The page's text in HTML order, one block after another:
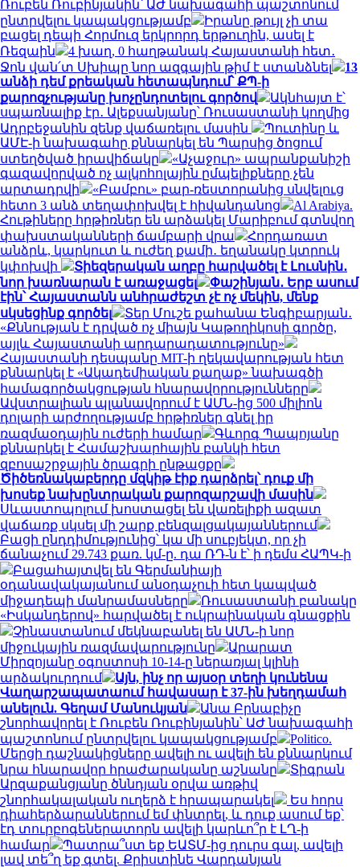
Ռուբեն Ռուբինյանին՝ ԱԺ նախագահի պաշտոնում
ընտրվելու կապակցությամբ
Իրանը թույլ չի տա
բացել դեպի Հորմուզ երկրորդ երթուղին, ասել է
Ռեզաին
4 խաղ, 0 հաղթանակ Հայաստանի հետ․
Ջոն վան՛տ Սխիպը նոր ազգային թիմ է ստանձնել
13
անձի դեմ քրեական հետապնդում՝ ՔՊ-ի
քարոզչությանը խոչընդոտելու գործով
Ակնհայտ է՝
սպառնալիք էր․ Ալեքսանյանը՝ Ռուսաստանի կողմից
Ադրբեջանին զենք վաճառելու մասին
Պուտինը և
ԱՄԷ-ի նախագահը քննարկել են Պարսից ծոցում
ստեղծված իրավիճակը
«Աչաջուր» ապրանքանիշի
գազավորված ոչ ալկոհոլային ըմպելիքները չեն
արտադրվի
«Բամբու» բար-ռեստորանից սնվելուց
հետո 3 անձ տեղափոխվել է հիվանդանոց
Al Arabiya.
Հութիները հրթիռներ են արձակել Մարիբում գտնվող
փախստականների ճամբարի վրա
Հորդառատ
անձրև, կարկուտ և ուժեղ քամի․ եղանակը կտրուկ
կփոխվի
Տիեզերական աղբը հարվածել է Լուսնին․
նոր խառնարան է առաջացել
Փաշինյան․ Երբ ասում
էին՝ Հայաստանն անհրաժեշտ չէ ոչ մեկին, մենք
սկսեցինք գործել
Տեր Մուշե քահանա Ենգիբարյան․
«Քննության է դրված ոչ միայն Կաթողիկոսի գործը,
այլև Հայաստանի արդարադատությունը»
Հայաստանի դեսպանը MIT-ի ղեկավարության հետ
քննարկել է «Ակադեմիական քաղաք» նախագծի
համագործակցության հնարավորությունները
Ավստրալիան պլանավորում է ԱՄՆ-ից 500 միլիոն
դոլարի արժողությամբ հրթիռներ գնել իր
ռազմաօդային ուժերի համար
Գևորգ Պապոյանը
քննարկել է Համաշխարհային բանկի հետ
զբոսաշրջային ծրագրի ընթացքը
Ծիծեռնակաբերդը մզկիթ էիք դարձրել՝ դուք մի
խոսեք նախընտրական քարոզարշավի մասին
Սևաստոպոլում խոստացել են վառելիքի ազատ
վաճառք սկսել մի շարք բենզալցակայաններում
Բացի ընդդիմությունից՝ կա մի սուբյեկտ, որ չի
ճանաչում 29.743 քառ. կմ-ը. դա ՌԴ-ն է՝ ի դեմս ՀԱՊԿ-ի
Բացահայտվել են Գերմանիայի
օդանավակայանում անօդաչուի հետ կապված
միջադեպի մանրամասները
Ռուսաստանի բանակը
«Իսկանդերով» հարվածել է ուկրաինական գնացքին
Չինաստանում մեկնաբանել են ԱՄՆ-ի նոր
միջուկային ռազմավարությունը
Արարատ
Միրզոյանը օգոստոսի 10-14-ը ներառյալ կլինի
արձակուրդում
Այն, ինչ որ այսօր տեղի կունենա
Վաղարշապատաում հավասար է 37-ին խեղդամահ
անելուն. Գեղամ Մանուկյան
Անա Բրնաբիչը
շնորհավորել է Ռուբեն Ռուբինյանին՝ ԱԺ նախագահի
պաշտոնում ընտրվելու կապակցությամբ
Politico.
Մերցի դաշնակիցները ավելի ու ավելի են քննարկում
նրա հնարավոր հրաժարականը աշնանը
Տիգրան
Արզաքանցյանը ծննդյան օրվա առթիվ
շնորհակալական ուղերձ է հրապարակել
Ես հորս
դիահերձարաններում եմ փնտրել, և դուք ասում եք՝
էդ տուրբոգեներատորն ավելի կարևո՞ր է ԼՂ-ի
համար
Պատրա՞ստ եք ԵԱՏՄ-ից դուրս գալ, ավելի
լավ տե՞ղ եք գտել. Քրիստինե Վարդանյան